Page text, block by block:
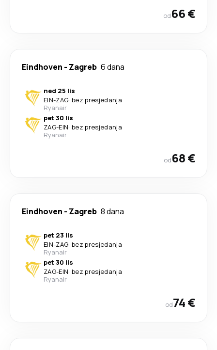
od66 €
Eindhoven - Zagreb 6 dana
ned 25 lis
EIN-ZAG· bez presjedanja
Ryanair
pet 30 lis
ZAG-EIN· bez presjedanja
Ryanair
od68 €
Eindhoven - Zagreb 8 dana
pet 23 lis
EIN-ZAG· bez presjedanja
Ryanair
pet 30 lis
ZAG-EIN· bez presjedanja
Ryanair
od74 €